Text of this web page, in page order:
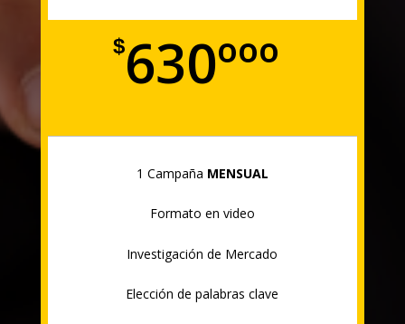
$630ººº
1 Campaña MENSUAL
Formato en video
Investigación de Mercado
Elección de palabras clave